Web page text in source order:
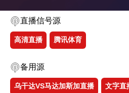
直播信号源
高清直播 腾讯体育
备用源
乌干达VS马达加斯加直播 文字直